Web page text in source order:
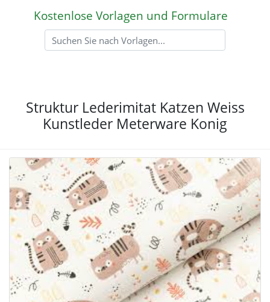
Kostenlose Vorlagen und Formulare
Struktur Lederimitat Katzen Weiss
Kunstleder Meterware Konig